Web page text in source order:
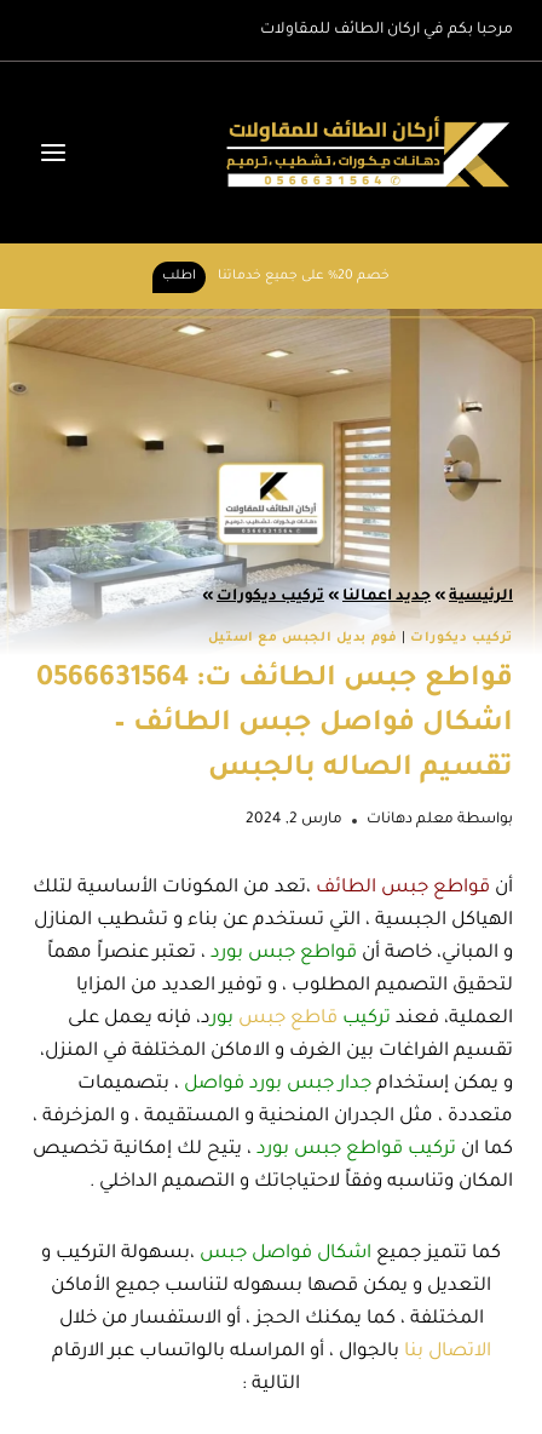
مرحبا بكم في اركان الطائف للمقاولات
خصم 20% على جميع خدماتنا اطلب
الرئيسية » جديد اعمالنا » تركيب ديكورات »
تركيب ديكورات فوم بديل الجبس مع استيل
قواطع جبس الطائف ت: 0566631564
اشكال فواصل جبس الطائف –
تقسيم الصاله بالجبس
بواسطة معلم دهانات مارس 2, 2024
أن قواطع جبس الطائف ،تعد من المكونات الأساسية لتلك
الهياكل الجبسية ، التي تستخدم عن بناء و تشطيب المنازل
و المباني، خاصة أن قواطع جبس بورد ، تعتبر عنصراً مهماً
لتحقيق التصميم المطلوب ، و توفير العديد من المزايا
العملية، فعند تركيب قاطع جبس بورد، فإنه يعمل على
تقسيم الفراغات بين الغرف و الاماكن المختلفة في المنزل،
و يمكن إستخدام جدار جبس بورد فواصل ، بتصميمات
متعددة ، مثل الجدران المنحنية و المستقيمة ، و المزخرفة ،
كما ان تركيب قواطع جبس بورد ، يتيح لك إمكانية تخصيص
المكان وتناسبه وفقاً لاحتياجاتك و التصميم الداخلي .
كما تتميز جميع اشكال فواصل جبس ،بسهولة التركيب و
التعديل و يمكن قصها بسهوله لتناسب جميع الأماكن
المختلفة ، كما يمكنك الحجز ، أو الاستفسار من خلال
الاتصال بنا بالجوال ، أو المراسله بالواتساب عبر الارقام
التالية :